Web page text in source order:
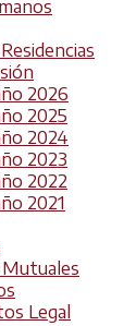
2026
2025
2024
2023
2022
2021
Legal